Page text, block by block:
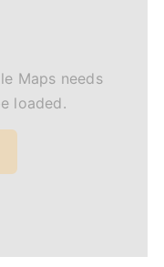
Maps needs
loaded.